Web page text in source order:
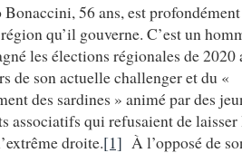
Bonaccini, 56 ans, est
qu’il gouverne. C’est un
les élections régionales de 2020
de son actuelle challenger et du «
des sardines » animé par des
associatifs qui refusaient de laisser
droite.[1] À l’opposé de